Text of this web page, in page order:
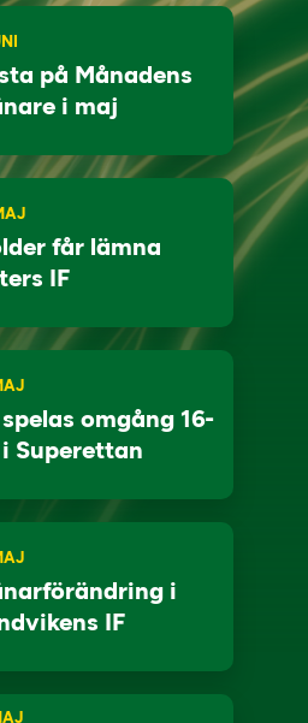
på Månadens
i maj
får lämna
IF
omgång 16-
Superettan
i
IF